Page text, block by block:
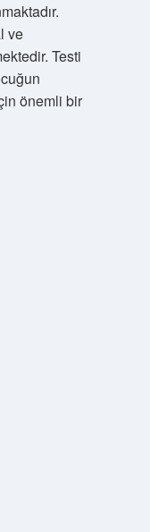
ve
Testi
önemli bir